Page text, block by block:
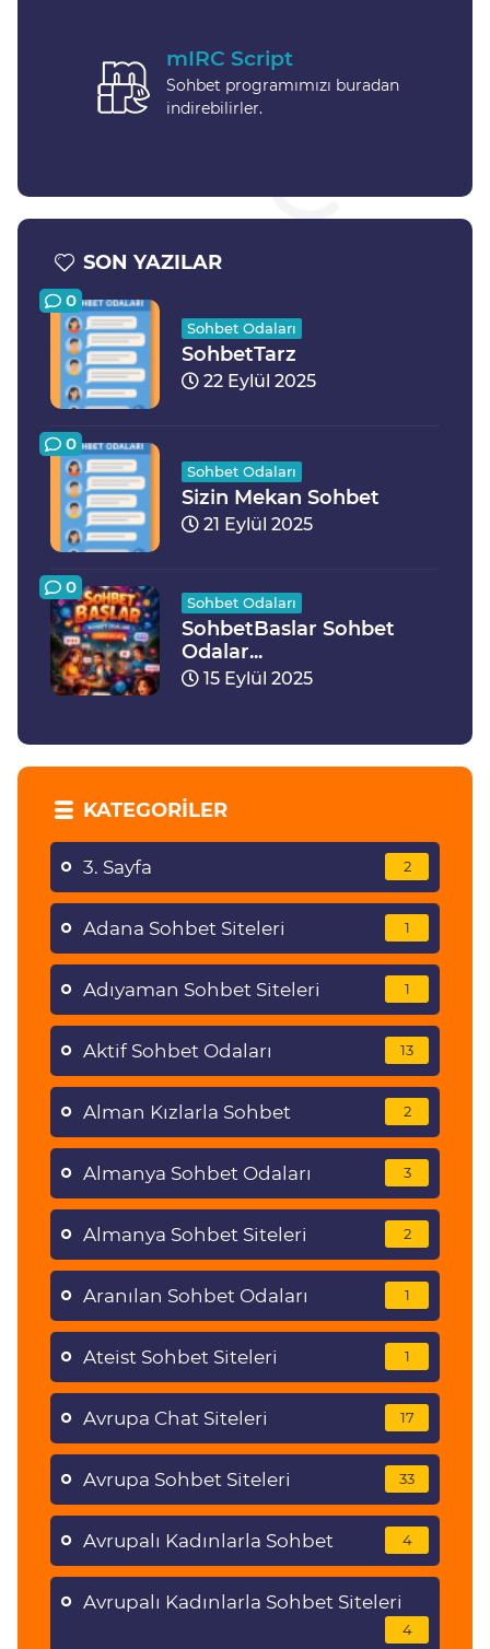
mIRC Script
Sohbet programımızı buradan
indirebilirler.
SON YAZILAR
0
Sohbet Odaları
SohbetTarz
22 Eylül 2025
0
Sohbet Odaları
Sizin Mekan Sohbet
21 Eylül 2025
0
Sohbet Odaları
SohbetBaslar Sohbet
Odalar...
15 Eylül 2025
KATEGORILER
3. Sayfa 2
Adana Sohbet Siteleri 1
Adıyaman Sohbet Siteleri 1
Aktif Sohbet Odaları 13
Alman Kızlarla Sohbet 2
Almanya Sohbet Odaları 3
Almanya Sohbet Siteleri 2
Aranılan Sohbet Odaları 1
Ateist Sohbet Siteleri 1
Avrupa Chat Siteleri 17
Avrupa Sohbet Siteleri 33
Avrupalı Kadınlarla Sohbet 4
Avrupalı Kadınlarla Sohbet Siteleri
4